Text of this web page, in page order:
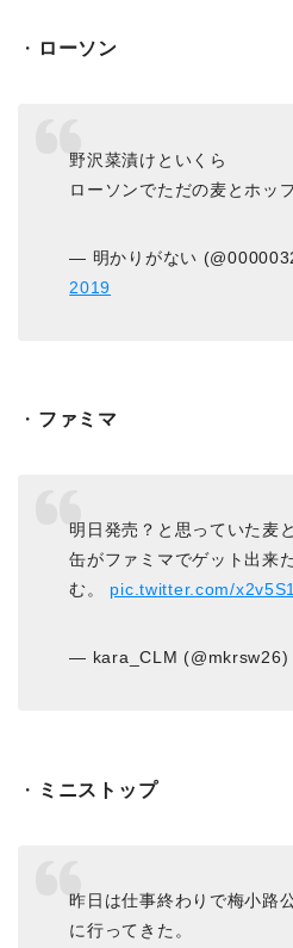
・ ローソン
野沢菜漬けといくら
ローソンでただの麦とホッ
— 明かりがない
2019
・ ファミマ
明日発売？と思っていた麦
缶がファミマでゲット出来
む。 pic.twitter.com/
— kara_CLM (@mkrsw26)
・ ミニストップ
昨日は仕事終わりで梅小路
に行ってきた。